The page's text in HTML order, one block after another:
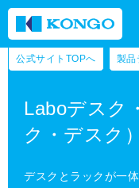
公式サイトTOPへ 製品
Laboデスク
ク・デスク）
デスクとラックが一